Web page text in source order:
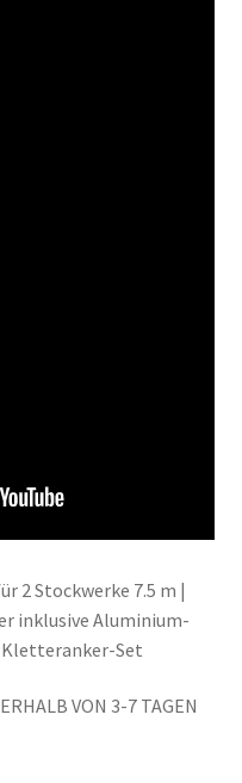
2 Stockwerke 7.5 m |
inklusive Aluminium-
Kletteranker-Set
VON 3-7 TAGEN